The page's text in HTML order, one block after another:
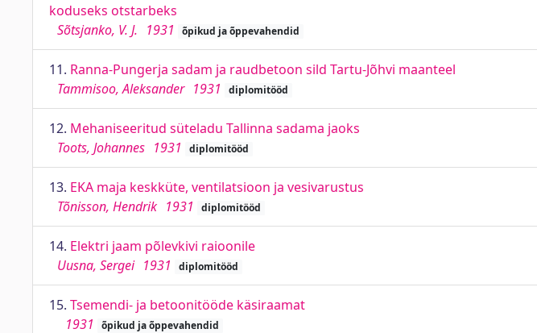
koduseks otstarbeks
Sõtsjanko, V. J. 1931 õpikud ja õppevahendid
11. Ranna-Pungerja sadam ja raudbetoon sild Tartu-Jõhvi maanteel
Tammisoo, Aleksander 1931 diplomitööd
12. Mehaniseeritud süteladu Tallinna sadama jaoks
Toots, Johannes 1931 diplomitööd
13. EKA maja keskküte, ventilatsioon ja vesivarustus
Tõnisson, Hendrik 1931 diplomitööd
14. Elektri jaam põlevkivi raioonile
Uusna, Sergei 1931 diplomitööd
15. Tsemendi- ja betoonitööde käsiraamat
1931
õpikud ja õppevahendid